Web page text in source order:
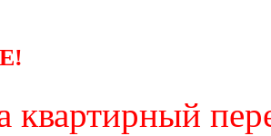
квартирный